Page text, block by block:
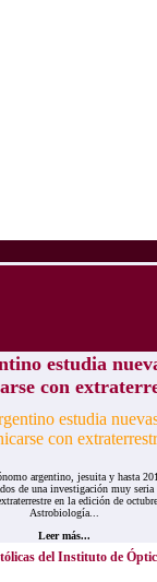
estudia
con
argentino, jesuita y hasta
de una investigación muy
en la edición de
Astrobiología...
Leer más...
del Instituto de